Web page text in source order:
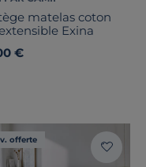
matelas coton
Exina
€
offerte